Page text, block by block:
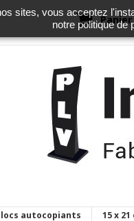
Panier
autocopiants 15 x 21
sites, vous acceptez
notre politique de